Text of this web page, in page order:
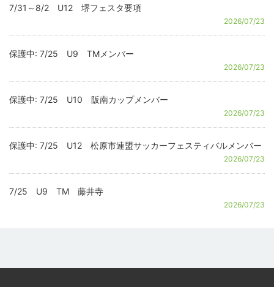
7/31～8/2 U12 堺フェスタ要項
2026/07/23
保護中: 7/25 U9 TMメンバー
2026/07/23
保護中: 7/25 U10 阪南カップメンバー
2026/07/23
保護中: 7/25 U12 松原市連盟サッカーフェスティバルメンバー
2026/07/23
7/25 U9 TM 藤井寺
2026/07/23